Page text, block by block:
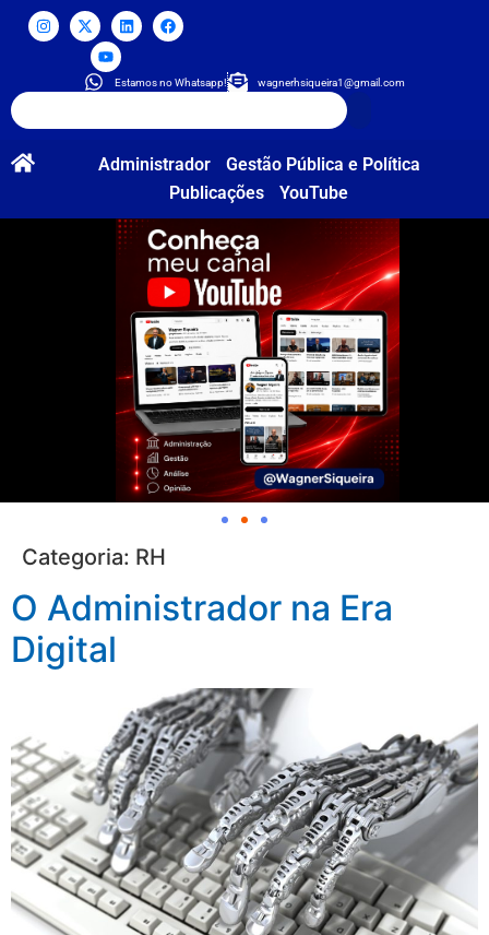
Estamos no Whatsapp! wagnerhsiqueira1@gmail.com
Administrador
Gestão Pública e Política
Publicações
YouTube
Categoria: RH
O Administrador na Era
Digital